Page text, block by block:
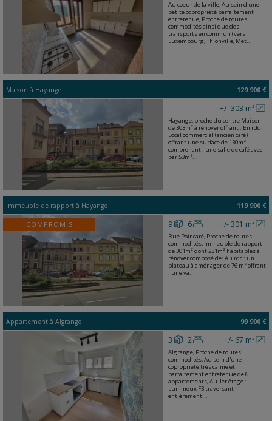
Au coeur de la ville, Au sein d'une
petite copropriété parfaitement
entretenue, Proche de toutes
commodités ainsi que des
transports en commun (vers
Luxembourg, Thionville, Met...
Maison à Hayange 129 900 €
+/- 303 m²
Hayange, proche du centre Maison
de 303m² à rénover offrant : En rdc :
Local commercial (ancien café)
offrant une surface de 130m²
comprenant : une salle de café avec
bar 53m²...
Immeuble de rapport à Hayange 119 900 €
COMPROMIS +/- 301 m²
9 6
Rue Poincaré, Proche de toutes
commodités, Immeuble de rapport
de 301m² dont 231m² habitables à
rénover composé de: Au rdc : un
plateau à aménager de 76 m² offrant
: une va...
Appartement à Algrange 99 900 €
+/- 67 m²
3 2
Algrange, Proche de toutes
commodités, Au sein d'une
copropriété très calme et
parfaitement entretenue de 6
appartements, Au 1er étage : -
Lumineux F3 traversant
entièrement...